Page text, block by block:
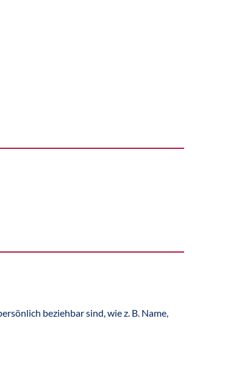
beziehbar sind, wie z. B. Name,